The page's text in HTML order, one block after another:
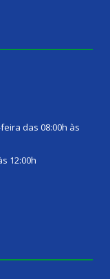
das 08:00h às
12:00h